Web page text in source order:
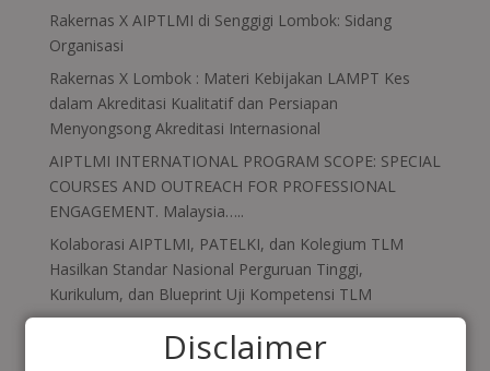
Rakernas X AIPTLMI di Senggigi Lombok: Sidang
Organisasi
Rakernas X Lombok : Materi Kebijakan LAMPT Kes
dalam Akreditasi Kualitatif dan Persiapan
Menyongsong Akreditasi Internasional
AIPTLMI INTERNATIONAL PROGRAM SCOPE: SPECIAL
COURSES AND OUTREACH FOR PROFESSIONAL
ENGAGEMENT. Malaysia…..
Kolaborasi AIPTLMI, PATELKI, dan Kolegium TLM
Hasilkan Standar Nasional Perguruan Tinggi,
Kurikulum, dan Blueprint Uji Kompetensi TLM
Recent Comments
Disclaimer